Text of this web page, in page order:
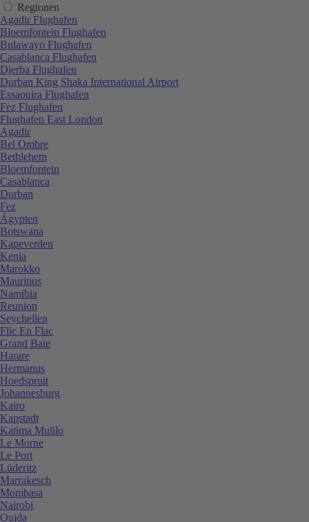
Regionen
Agadir Flughafen
Bloemfontein Flughafen
Bulawayo Flughafen
Casablanca Flughafen
Djerba Flughafen
Durban King Shaka International Airport
Essaouira Flughafen
Fez Flughafen
Flughafen East London
Agadir
Bel Ombre
Bethlehem
Bloemfontein
Casablanca
Durban
Fez
Ägypten
Botswana
Kapeverden
Kenia
Marokko
Mauritius
Namibia
Reunion
Seychellen
Flic En Flac
Grand Baie
Harare
Hermanus
Hoedspruit
Johannesburg
Kairo
Kapstadt
Katima Mulilo
Le Morne
Le Port
Lüderitz
Marrakesch
Mombasa
Nairobi
Oujda